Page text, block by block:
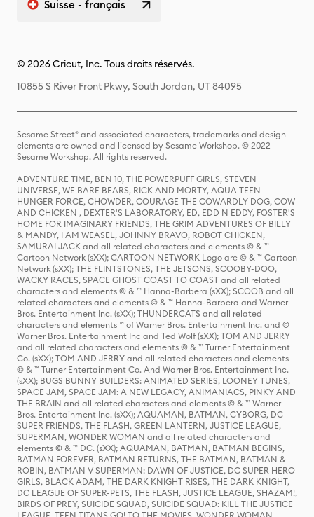
Suisse - français
© 2026 Cricut, Inc. Tous droits réservés.
10855 S River Front Pkwy, South Jordan, UT 84095
Sesame Street® and associated characters, trademarks and design
elements are owned and licensed by Sesame Workshop. © 2022
Sesame Workshop. All rights reserved.
ADVENTURE TIME, BEN 10, THE POWERPUFF GIRLS, STEVEN
UNIVERSE, WE BARE BEARS, RICK AND MORTY, AQUA TEEN
HUNGER FORCE, CHOWDER, COURAGE THE COWARDLY DOG, COW
AND CHICKEN , DEXTER'S LABORATORY, ED, EDD N EDDY, FOSTER'S
HOME FOR IMAGINARY FRIENDS, THE GRIM ADVENTURES OF BILLY
& MANDY, I AM WEASEL, JOHNNY BRAVO, ROBOT CHICKEN,
SAMURAI JACK and all related characters and elements © & ™
Cartoon Network (sXX); CARTOON NETWORK Logo are © & ™ Cartoon
Network (sXX); THE FLINTSTONES, THE JETSONS, SCOOBY-DOO,
WACKY RACES, SPACE GHOST COAST TO COAST and all related
characters and elements © & ™ Hanna-Barbera (sXX); SCOOB and all
related characters and elements © & ™ Hanna-Barbera and Warner
Bros. Entertainment Inc. (sXX); THUNDERCATS and all related
characters and elements ™ of Warner Bros. Entertainment Inc. and ©
Warner Bros. Entertainment Inc and Ted Wolf (sXX); TOM AND JERRY
and all related characters and elements © & ™ Turner Entertainment
Co. (sXX); TOM AND JERRY and all related characters and elements
© & ™ Turner Entertainment Co. And Warner Bros. Entertainment Inc.
(sXX); BUGS BUNNY BUILDERS: ANIMATED SERIES, LOONEY TUNES,
SPACE JAM, SPACE JAM: A NEW LEGACY, ANIMANIACS, PINKY AND
THE BRAIN and all related characters and elements © & ™ Warner
Bros. Entertainment Inc. (sXX); AQUAMAN, BATMAN, CYBORG, DC
SUPER FRIENDS, THE FLASH, GREEN LANTERN, JUSTICE LEAGUE,
SUPERMAN, WONDER WOMAN and all related characters and
elements © & ™ DC. (sXX); AQUAMAN, BATMAN, BATMAN BEGINS,
BATMAN FOREVER, BATMAN RETURNS, THE BATMAN, BATMAN &
ROBIN, BATMAN V SUPERMAN: DAWN OF JUSTICE, DC SUPER HERO
GIRLS, BLACK ADAM, THE DARK KNIGHT RISES, THE DARK KNIGHT,
DC LEAGUE OF SUPER-PETS, THE FLASH, JUSTICE LEAGUE, SHAZAM!,
BIRDS OF PREY, SUICIDE SQUAD, SUICIDE SQUAD: KILL THE JUSTICE